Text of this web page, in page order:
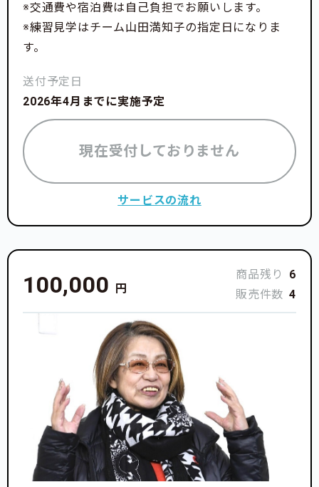
※交通費や宿泊費は自己負担でお願いします。
※練習見学はチーム山田満知子の指定日になりま
す。
送付予定日
2026年4月までに実施予定
現在受付しておりません
サービスの流れ
100,000 円
商品残り
6
販売件数 4